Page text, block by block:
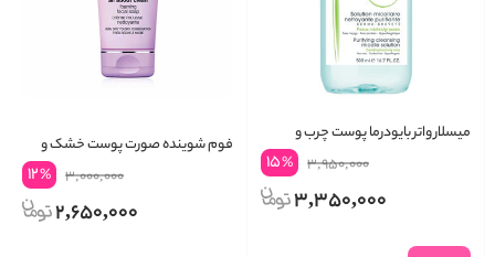
میسلار واتر بایودرما پوست چرب و
3,950,000
15%
3,350,000
فوم شوینده صورت پوست خشک و
مختلط کلینیک مدل All About Clean3,000,000
12%
2,650,000